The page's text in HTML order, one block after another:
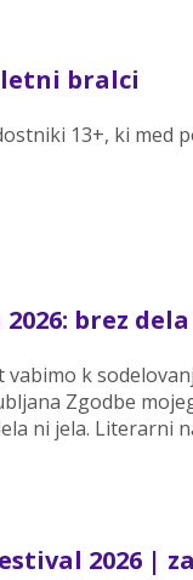
bralci
13+, ki med
brez
vabimo k
Zgodbe
ni jela. Literarni
2026 |